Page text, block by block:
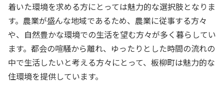
着いた環境を求める方にとっては魅力的な選択肢となりま
す。農業が盛んな地域であるため、農業に従事する方々
や、自然豊かな環境での生活を望む方々が多く暮らしてい
ます。都会の喧騒から離れ、ゆったりとした時間の流れの
中で生活したいと考える方々にとって、板柳町は魅力的な
住環境を提供しています。